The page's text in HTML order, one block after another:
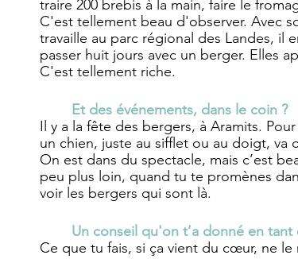
traire 200 brebis à la main, faire le
C'est tellement beau d'observer. Avec
travaille au parc régional des Landes, il
passer huit jours avec un berger. Elles
C'est tellement riche.
Et des événements, dans le coin ?
Il y a la fête des bergers, à Aramits.
un chien, juste au sifflet ou au doigt, va
On est dans du spectacle, mais c’est
peu plus loin, quand tu te promènes
voir les bergers qui sont là.
Un conseil qu'on t’a donné en
Ce que tu fais, si ça vient du cœur, ne le